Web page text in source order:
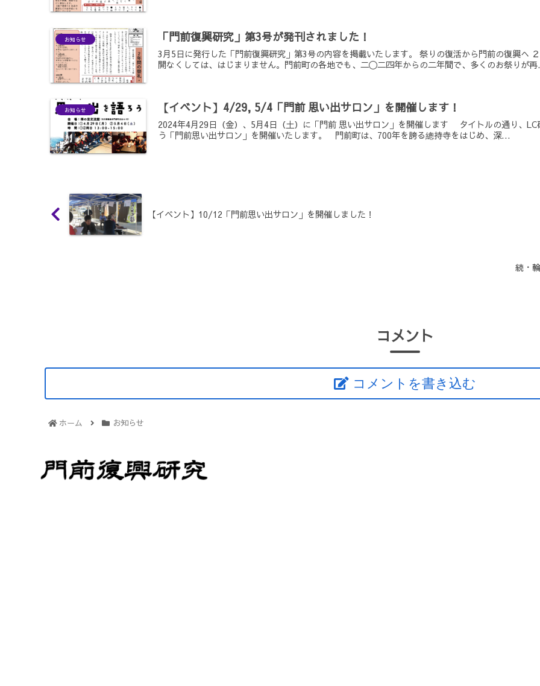
お知らせ 「門前復興研究」第3号が発刊されました！
3月5日に発行した「門前復興研究」第3号の内容を掲載いたします。 祭りの復活から門前の復興
開なくしては、はじまりません。門前町の各地でも、二〇二四年からの二年間で、多くのお祭りが
お知らせ 【イベント】4/29, 5/4「門前 思い出サロン」を開催します！
2024年4月29日（金）、5月4日（土）に「門前 思い出サロン」を開催します タイトルの通り、
う「門前思い出サロン」を開催いたします。 門前町は、700年を誇る總持寺をはじめ、深...
【イベント】10/12「門前思い出サロン」を開催しました！
続・
コメント
コメントを書き込む
ホーム お知らせ